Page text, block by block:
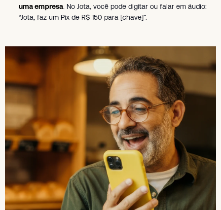
uma empresa. No Jota, você pode digitar ou falar em áudio:
“Jota, faz um Pix de R$ 150 para [chave]”.